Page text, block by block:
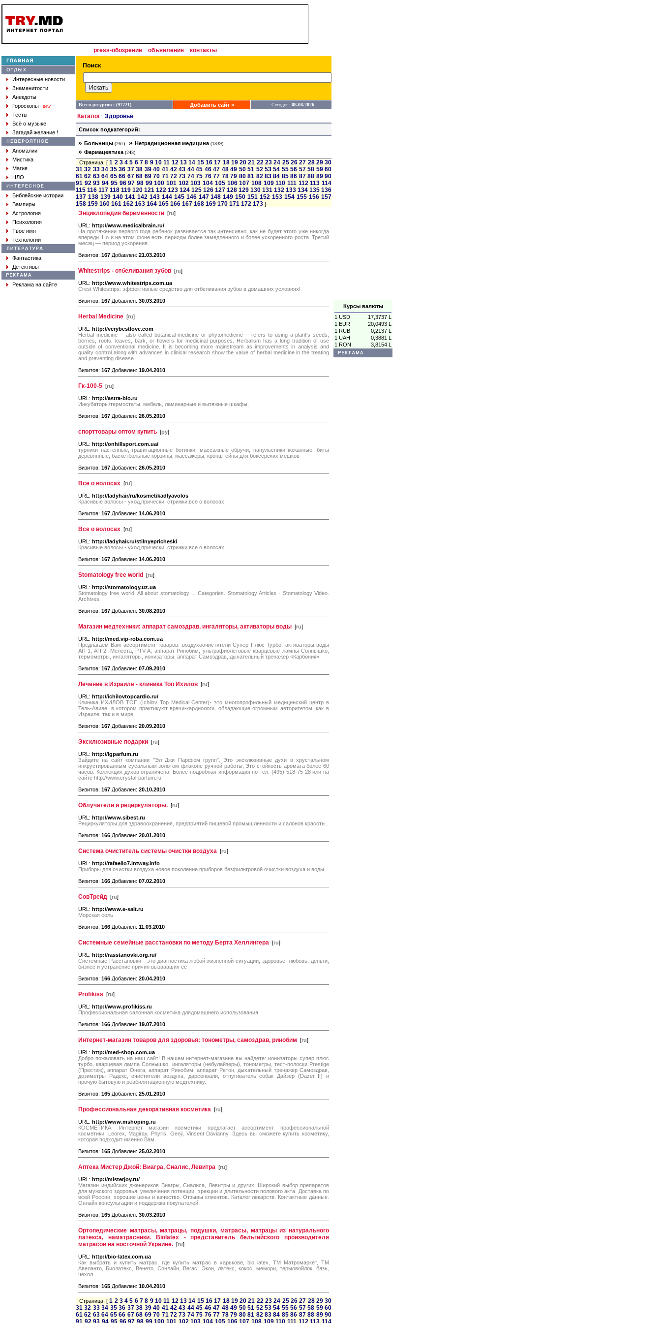
Курсы валюты
1 USD
17,3737 L
1 EUR
20,0493 L
1 RUB
0,2137 L
1 UAH
0,3881 L
1 RON
3,8154 L
press-обозрение объявления контакты
Интересные новости
Знаменитости
Анекдоты
Гороскопы
new
Тесты
Всё о музыке
Загадай желание !
Аномалии
Мистика
Магия
НЛО
Библейские истории
Вампиры
Астрология
Психология
Твоё имя
Технологии
Фантастика
Детективы
Реклама на сайте
Всего ресурсов : (97721) Добавить сайт » Сегодня: 08.08.2026
Каталог: Здоровье
Список подкатегорий:
» Больницы (267) » Нетрадиционная медицина (1839)
» Фармацевтика (243)
Страница: [1 2 3 4 5 6 7 8 9 10 11 12 13 14 15 16 17 18 19 20 21 22 23 24 25 26 27 28 29 30
31 32 33 34 35 36 37 38 39 40 41 42 43 44 45 46 47 48 49 50 51 52 53 54 55 56 57 58 59 60
61 62 63 64 65 66 67 68 69 70 71 72 73 74 75 76 77 78 79 80 81 82 83 84 85 86 87 88 89 90
91 92 93 94 95 96 97 98 99 100 101 102 103 104 105 106 107 108 109 110 111 112 113 114
115 116 117 118 119 120 121 122 123 124 125 126 127 128 129 130 131 132 133 134 135 136
137 138 139 140 141 142 143 144 145 146 147 148 149 150 151 152 153 154 155 156 157
158 159 160 161 162 163 164 165 166 167 168 169 170 171 172 173 ]
Энциклопедия беременности [ru]
URL: http://www.medicalbrain.ru/
На протяжении первого года ребенок развивается так интенсивно, как не будет этого уже никогда
впереди. Но и на этом фоне есть периоды более замедленного и более ускоренного роста. Третий
месяц — период ускорения.
Визитов: 167 Добавлен: 21.03.2010
Whitestrips - отбеливания зубов [ru]
URL: http://www.whitestrips.com.ua
Crest Whitestrips: эффективные средство для отбеливания зубов в домашних условиях!
Визитов: 167 Добавлен: 30.03.2010
Herbal Medicine [ru]
URL: http://verybestlove.com
Herbal medicine -- also called botanical medicine or phytomedicine -- refers to using a plant's seeds,
berries, roots, leaves, bark, or flowers for medicinal purposes. Herbalism has a long tradition of use
outside of conventional medicine. It is becoming more mainstream as improvements in analysis and
quality control along with advances in clinical research show the value of herbal medicine in the treating
and preventing disease.
Визитов: 167 Добавлен: 19.04.2010
Гк-100-5 [ru]
URL: http://astra-bio.ru
Инкубаторы/термостаты, мебель, ламинарные и вытяжные шкафы,
Визитов: 167 Добавлен: 26.05.2010
спорттовары оптом купить [ру]
URL: http://onhillsport.com.ua/
турники настенные, гравитационные ботинки, массажные обручи, напульсники кожанные, биты
деревянные, баскетбольные корзины, массажеры, кронштейны для боксерских мешков
Визитов: 167 Добавлен: 26.05.2010
Все о волосах [ru]
URL: http://ladyhair/ru/kosmetikadlyavolos
Красивые волосы - уход,прически, стрижки,все о волосах
Визитов: 167 Добавлен: 14.06.2010
Все о волосах [ru]
URL: http://ladyhair.ru/stilnyepricheski
Красивые волосы - уход,прически, стрижки,все о волосах
Визитов: 167 Добавлен: 14.06.2010
Stomatology free world [ru]
URL: http://stomatology.uz.ua
Stomatology free world. All about stomatology ... Categories. Stomatology Articles · Stomatology Video.
Archives.
Визитов: 167 Добавлен: 30.08.2010
Магазин медтехники: аппарат самоздрав, ингаляторы, активаторы воды [ru]
URL: http://med.vip-roba.com.ua
Предлагаем Вам ассортимент товаров: воздухоочистители Супер Плюс Турбо, активаторы воды
АП-1, АП-2, Мелеста, PTV-A, аппарат Ринобим, ультрафиолетовые кварцевые лампы Солнышко,
термометры, ингаляторы, ионизаторы, аппарат Самоздрав, дыхательный тренажер «Карбоник»
Визитов: 167 Добавлен: 07.09.2010
Лечение в Израиле - клиника Топ Ихилов [ru]
URL: http://ichilovtopcardio.ru/
Клиника ИХИЛОВ ТОП (Ichilov Top Medical Center)- это многопрофильный медицинский центр в
Тель-Авиве, в котором практикуют врачи-кардиологи, обладающие огромным авторитетом, как в
Израиле, так и в мире.
Визитов: 167 Добавлен: 20.09.2010
Эксклюзивные подарки [ru]
URL: http://lgparfum.ru
Зайдите на сайт компании "Эл Джи Парфюм групп". Это эксклюзивные духи в хрустальном
инкрустированным сусальным золотом флаконе ручной работы, Это стойкость аромата более 60
часов. Коллекция духов ограничена. Более подробная информация по тел. (495) 518-75-28 или на
сайте http://www.crystal-parfum.ru
Визитов: 167 Добавлен: 20.10.2010
Облучатели и рециркуляторы. [ru]
URL: http://www.sibest.ru
Рециркуляторы для здравоохранения, предприятий пищевой промышленности и салонов красоты.
Визитов: 166 Добавлен: 20.01.2010
Система очиститель системы очистки воздуха [ru]
URL: http://rafaello7.intway.info
Приборы для очистки воздуха новое поколение приборов безфильтровой очистки воздуха и воды
Визитов: 166 Добавлен: 07.02.2010
СовТрейд [ru]
URL: http://www.e-salt.ru
Морская соль
Визитов: 166 Добавлен: 11.03.2010
Системные семейные расстановки по методу Берта Хеллингера [ru]
URL: http://rasstanovki.org.ru/
Системные Расстановки - это диагностика любой жизненной ситуации, здоровье, любовь, деньги,
бизнес и устранение причин вызвавших её
Визитов: 166 Добавлен: 20.04.2010
Profikiss [ru]
URL: http://www.profikiss.ru
Профессиональная салонная косметика длядомашнего использования
Визитов: 166 Добавлен: 19.07.2010
Интернет-магазин товаров для здоровья: тонометры, самоздрав, ринобим [ru]
URL: http://med-shop.com.ua
Добро пожаловать на наш сайт! В нашем интернет-магазине вы найдете: ионизаторы супер плюс
турбо, кварцевая лампа Солнышко, ингаляторы (небулайзеры), тонометры, тест-полоски Prestige
(Престиж), аппарат Онега, аппарат Ринобим, аппарат Ретон, дыхательный тренажер Самоздрав,
дозиметры Радекс, очистители воздуха, дарсонвали, отпугиватель собак Дайзер (Dazer II) и
прочую бытовую и реабилитационную медтехнику.
Визитов: 165 Добавлен: 25.01.2010
Профессиональная декоративная косметика [ru]
URL: http://www.mshoping.ru
КОСМЕТИКА. Интернет магазин косметики предлагает ассортимент профессиональной
косметики: Leorex, Magiray, Phyris, Genji, Vinsent Davianny. Здесь вы сможете купить косметику,
которая подходит именно Вам.
Визитов: 165 Добавлен: 25.02.2010
Аптека Мистер Джой: Виагра, Сиалис, Левитра [ru]
URL: http://misterjoy.ru/
Магазин индийских дженериков Виагры, Сиалиса, Левитры и других. Широкий выбор препаратов
для мужского здоровья, увеличения потенции, эрекции и длительности полового акта. Доставка по
всей России, хорошие цены и качество. Отзывы клиентов. Каталог лекарств. Контактные данные.
Онлайн консультации и поддержка покупателей.
Визитов: 165 Добавлен: 30.03.2010
Ортопедические матрасы, матрацы, подушки, матрасы, матрацы из натурального
латекса, наматрасники. Biolatex - представитель бельгийского производителя
матрасов на восточной Украине. [ru]
URL: http://bio-latex.com.ua
Как выбрать и купить матрас, где купить матрас в харькове, bio latex, ТМ Матромаркет, ТМ
Авеланто, Биолатекс, Венето, Сонлайн, Вегас, Экон, латекс, кокос, мемори, термовойлок, бязь,
чехол
Визитов: 165 Добавлен: 10.04.2010
Страница: [1 2 3 4 5 6 7 8 9 10 11 12 13 14 15 16 17 18 19 20 21 22 23 24 25 26 27 28 29 30
31 32 33 34 35 36 37 38 39 40 41 42 43 44 45 46 47 48 49 50 51 52 53 54 55 56 57 58 59 60
61 62 63 64 65 66 67 68 69 70 71 72 73 74 75 76 77 78 79 80 81 82 83 84 85 86 87 88 89 90
91 92 93 94 95 96 97 98 99 100 101 102 103 104 105 106 107 108 109 110 111 112 113 114